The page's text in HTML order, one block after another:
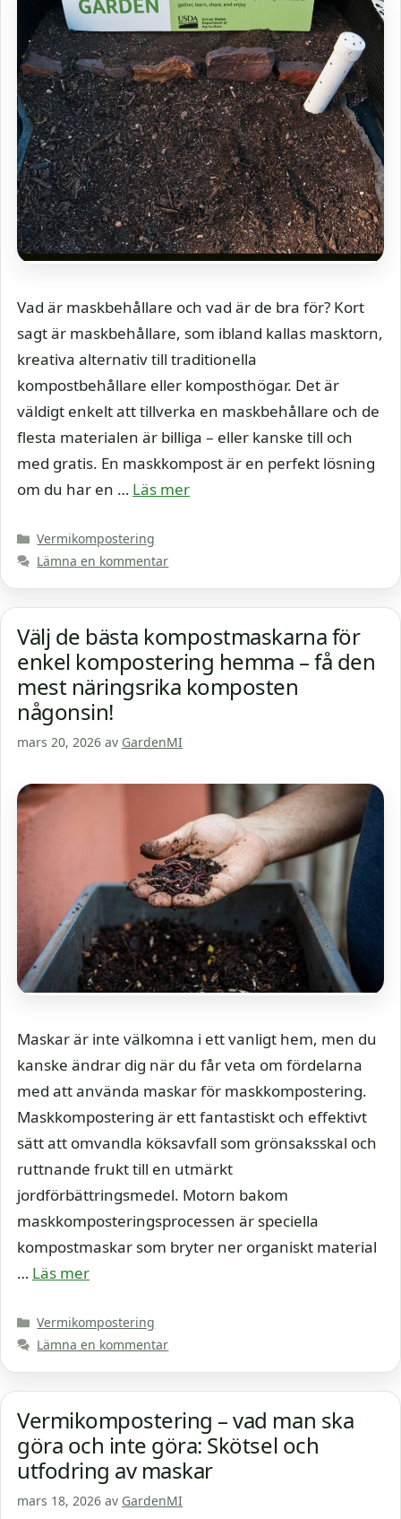
Vad är maskbehållare och vad är de bra för? Kort
sagt är maskbehållare, som ibland kallas masktorn,
kreativa alternativ till traditionella
kompostbehållare eller komposthögar. Det är
väldigt enkelt att tillverka en maskbehållare och de
flesta materialen är billiga – eller kanske till och
med gratis. En maskkompost är en perfekt lösning
om du har en … Läs mer
Kategorier
Vermikompostering
Lämna en kommentar
Välj de bästa kompostmaskarna för
enkel kompostering hemma – få den
mest näringsrika komposten
någonsin!
mars 20, 2026 av GardenMI
Maskar är inte välkomna i ett vanligt hem, men du
kanske ändrar dig när du får veta om fördelarna
med att använda maskar för maskkompostering.
Maskkompostering är ett fantastiskt och effektivt
sätt att omvandla köksavfall som grönsaksskal och
ruttnande frukt till en utmärkt
jordförbättringsmedel. Motorn bakom
maskkomposteringsprocessen är speciella
kompostmaskar som bryter ner organiskt material
… Läs mer
Kategorier
Vermikompostering
Lämna en kommentar
Vermikompostering – vad man ska
göra och inte göra: Skötsel och
utfodring av maskar
mars 18, 2026 av GardenMI